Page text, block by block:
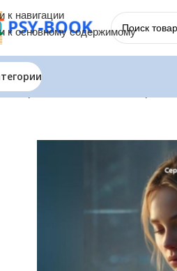
к навигации
к основному содержимому
Терапия по Состояниям